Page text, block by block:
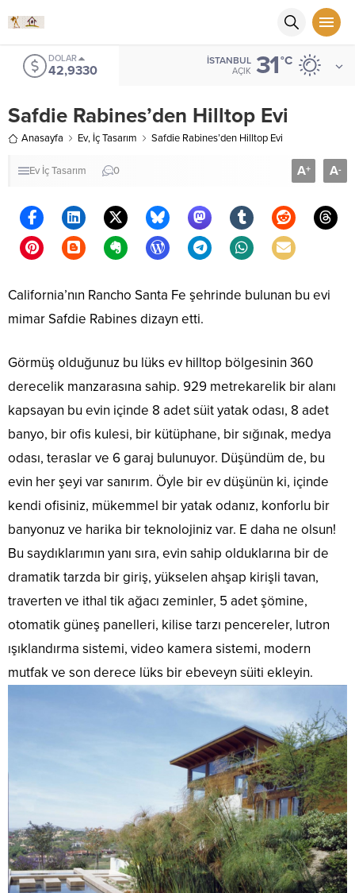
EURO
50,5079
İSTANBUL
AÇIK 31°C
Safdie Rabines’den Hilltop Evi
Anasayfa Ev, İç Tasarım Safdie Rabines’den Hilltop Evi
Ev İç Tasarım 0 A+ A-
California’nın Rancho Santa Fe şehrinde bulunan bu evi
mimar Safdie Rabines dizayn etti.
Görmüş olduğunuz bu lüks ev hilltop bölgesinin 360
derecelik manzarasına sahip. 929 metrekarelik bir alanı
kapsayan bu evin içinde 8 adet süit yatak odası, 8 adet
banyo, bir ofis kulesi, bir kütüphane, bir sığınak, medya
odası, teraslar ve 6 garaj bulunuyor. Düşündüm de, bu
evin her şeyi var sanırım. Öyle bir ev düşünün ki, içinde
kendi ofisiniz, mükemmel bir yatak odanız, konforlu bir
banyonuz ve harika bir teknolojiniz var. E daha ne olsun!
Bu saydıklarımın yanı sıra, evin sahip olduklarına bir de
dramatik tarzda bir giriş, yükselen ahşap kirişli tavan,
traverten ve ithal tik ağacı zeminler, 5 adet şömine,
otomatik güneş panelleri, kilise tarzı pencereler, lutron
ışıklandırma sistemi, video kamera sistemi, modern
mutfak ve son derece lüks bir ebeveyn süiti ekleyin.